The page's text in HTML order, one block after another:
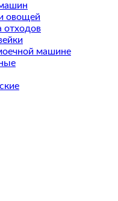
овощей
отходов
машине